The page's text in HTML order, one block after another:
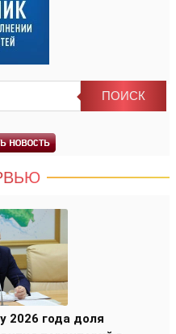
2026 года доля